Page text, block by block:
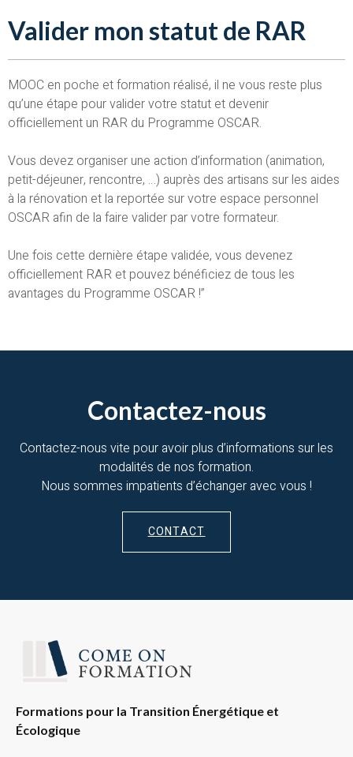
Valider mon statut de RAR
MOOC en poche et formation réalisé, il ne vous reste plus
qu’une étape pour valider votre statut et devenir
officiellement un RAR du Programme OSCAR.
Vous devez organiser une action d’information (animation,
petit-déjeuner, rencontre, …) auprès des artisans sur les aides
à la rénovation et la reportée sur votre espace personnel
OSCAR afin de la faire valider par votre formateur.
Une fois cette dernière étape validée, vous devenez
officiellement RAR et pouvez bénéficiez de tous les
avantages du Programme OSCAR !”
Contactez-nous
Contactez-nous vite pour avoir plus d’informations sur les
modalités de nos formation.
Nous sommes impatients d’échanger avec vous !
CONTACT
Formations pour la Transition Énergétique et
Écologique